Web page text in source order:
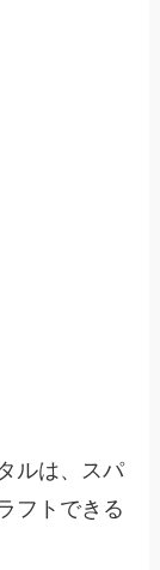
ルは、スパ
フトできる